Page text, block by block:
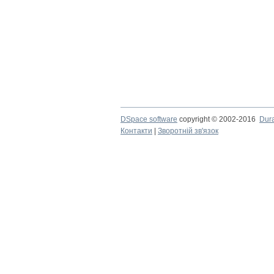
DSpace software copyright © 2002-2016
Контакти
Зворотній зв'язок